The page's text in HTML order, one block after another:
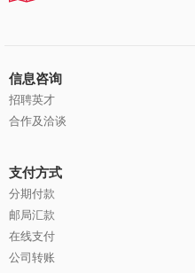
信息咨询
招聘英才
合作及洽谈
支付方式
分期付款
邮局汇款
在线支付
公司转账